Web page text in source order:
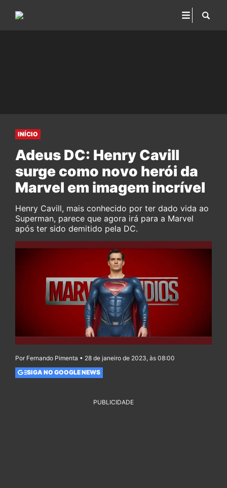
INÍCIO
Adeus DC: Henry Cavill
surge como novo herói da
Marvel em imagem incrível
Henry Cavill, mais conhecido por ter dado vida ao
Superman, parece que agora irá para a Marvel
após ter sido demitido pela DC.
Por Fernando Pimenta • 28 de janeiro de 2023, às 08:00
SIGA NO GOOGLE NEWS
PUBLICIDADE